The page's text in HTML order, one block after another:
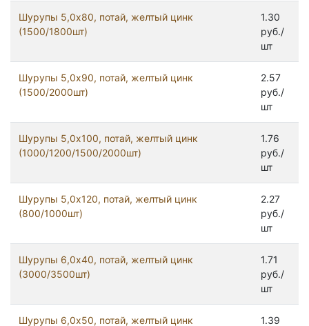
Шурупы 5,0x80, потай, желтый цинк
(1500/1800шт)
1.30
руб./
шт
Шурупы 5,0x90, потай, желтый цинк
(1500/2000шт)
2.57
руб./
шт
Шурупы 5,0х100, потай, желтый цинк
(1000/1200/1500/2000шт)
1.76
руб./
шт
Шурупы 5,0х120, потай, желтый цинк
(800/1000шт)
2.27
руб./
шт
Шурупы 6,0x40, потай, желтый цинк
(3000/3500шт)
1.71
руб./
шт
Шурупы 6,0x50, потай, желтый цинк 1.39